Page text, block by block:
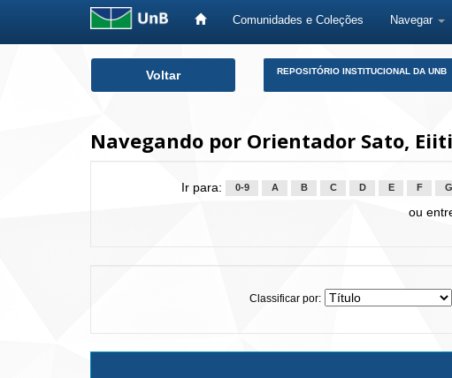
Comunidades e Coleções Navegar
Voltar REPOSITÓRIO INSTITUCIONAL DA UNB
Navegando por Orientador Sato, Eiiti
Ir para: 0-9 A B C D E F G
ou
Classificar por: